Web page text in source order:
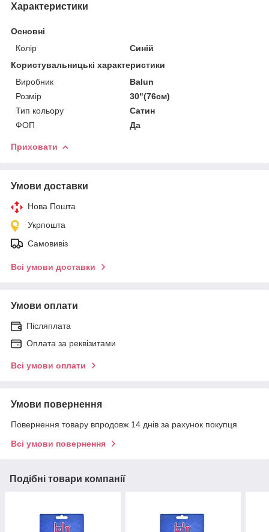
Характеристики
Основні
Колір
Синій
Користувальницькі характеристики
Виробник
Balun
Розмір
30"(76см)
Тип кольору
Сатин
ФОП
Да
Приховати
Умови доставки
Нова Пошта
Укрпошта
Самовивіз
Всі умови доставки
Умови оплати
Післяплата
Оплата за реквізитами
Всі умови оплати
Умови повернення
Повернення товару впродовж 14 днів за рахунок покупця
Всі умови повернення
Подібні товари компанії